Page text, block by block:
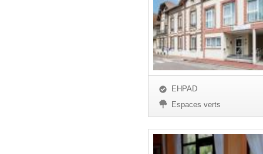
EHPAD
Espaces verts